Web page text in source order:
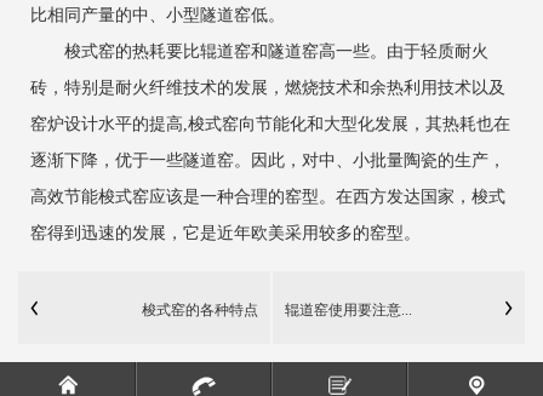
比相同产量的中、小型隧道窑低。
梭式窑的热耗要比辊道窑和隧道窑高一些。由于轻质耐火
砖，特别是耐火纤维技术的发展，燃烧技术和余热利用技术以及
窑炉设计水平的提高,梭式窑向节能化和大型化发展，其热耗也在
逐渐下降，优于一些隧道窑。因此，对中、小批量陶瓷的生产，
高效节能梭式窑应该是一种合理的窑型。在西方发达国家，梭式
窑得到迅速的发展，它是近年欧美采用较多的窑型。
梭式窑的各种特点 辊道窑使用要注意...